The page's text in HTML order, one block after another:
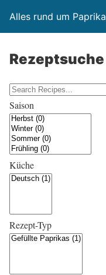
Alles rund um Paprika
Rezeptsuche
Saison
Küche
Rezept-Typ